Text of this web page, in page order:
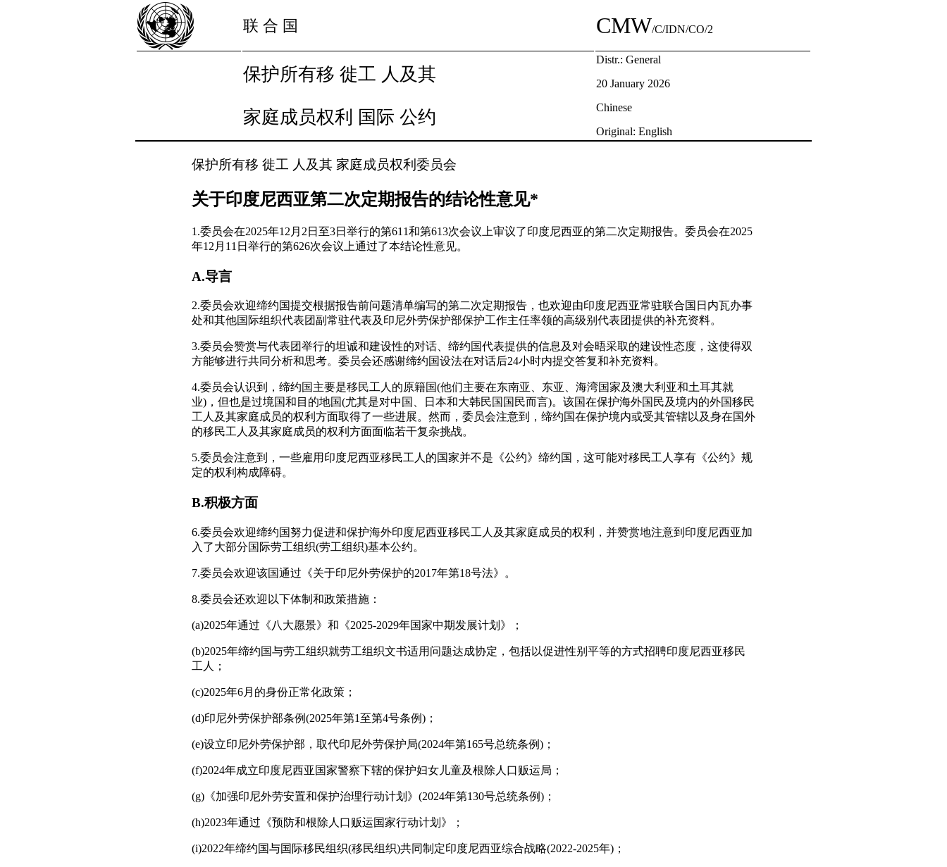
联 合 国 CMW/C/IDN/CO/2
保护所有移 徙工 人及其
家庭成员权利 国际 公约
Distr.: General
20 January 2026
Chinese
Original: English
保护所有移 徙工 人及其 家庭成员权利委员会
关于印度尼西亚第二次定期报告的结论性意见*
1.委员会在2025年12月2日至3日举行的第611和第613次会议上审议了印度尼西亚的第二次定期报告。委员会在2025
年12月11日举行的第626次会议上通过了本结论性意见。
A.导言
2.委员会欢迎缔约国提交根据报告前问题清单编写的第二次定期报告，也欢迎由印度尼西亚常驻联合国日内瓦办事
处和其他国际组织代表团副常驻代表及印尼外劳保护部保护工作主任率领的高级别代表团提供的补充资料。
3.委员会赞赏与代表团举行的坦诚和建设性的对话、缔约国代表提供的信息及对会晤采取的建设性态度，这使得双
方能够进行共同分析和思考。委员会还感谢缔约国设法在对话后24小时内提交答复和补充资料。
4.委员会认识到，缔约国主要是移民工人的原籍国(他们主要在东南亚、东亚、海湾国家及澳大利亚和土耳其就
业)，但也是过境国和目的地国(尤其是对中国、日本和大韩民国国民而言)。该国在保护海外国民及境内的外国移民
工人及其家庭成员的权利方面取得了一些进展。然而，委员会注意到，缔约国在保护境内或受其管辖以及身在国外
的移民工人及其家庭成员的权利方面面临若干复杂挑战。
5.委员会注意到，一些雇用印度尼西亚移民工人的国家并不是《公约》缔约国，这可能对移民工人享有《公约》规
定的权利构成障碍。
B.积极方面
6.委员会欢迎缔约国努力促进和保护海外印度尼西亚移民工人及其家庭成员的权利，并赞赏地注意到印度尼西亚加
入了大部分国际劳工组织(劳工组织)基本公约。
7.委员会欢迎该国通过《关于印尼外劳保护的2017年第18号法》。
8.委员会还欢迎以下体制和政策措施：
(a)2025年通过《八大愿景》和《2025-2029年国家中期发展计划》；
(b)2025年缔约国与劳工组织就劳工组织文书适用问题达成协定，包括以促进性别平等的方式招聘印度尼西亚移民
工人；
(c)2025年6月的身份正常化政策；
(d)印尼外劳保护部条例(2025年第1至第4号条例)；
(e)设立印尼外劳保护部，取代印尼外劳保护局(2024年第165号总统条例)；
(f)2024年成立印度尼西亚国家警察下辖的保护妇女儿童及根除人口贩运局；
(g)《加强印尼外劳安置和保护治理行动计划》(2024年第130号总统条例)；
(h)2023年通过《预防和根除人口贩运国家行动计划》；
(i)2022年缔约国与国际移民组织(移民组织)共同制定印度尼西亚综合战略(2022-2025年)；